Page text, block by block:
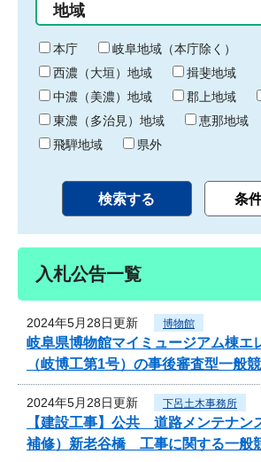
り
終
わ
り
地域
本庁
岐阜地域（本庁除く）
西濃（大垣）地域
揖斐地域
中濃（美濃）地域
郡上地域
東濃（多治見）地域
恵那地域
飛騨地域
県外
入札公告一覧
2024年5月28日更新 博物館
岐阜県博物館マイミュージアム棟エ
（岐博工第1号）の事後審査型一般
2024年5月28日更新 下呂土木事務所
【建設工事】公共 道路メンテナン
補修）新老谷橋 工事に関する一般